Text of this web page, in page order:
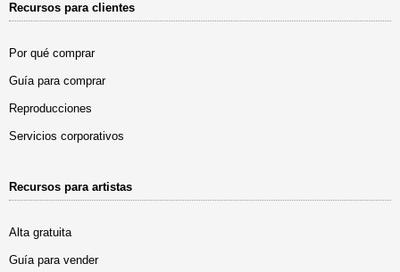
Recursos para clientes
Por qué comprar
Guía para comprar
Reproducciones
Servicios corporativos
Recursos para artistas
Alta gratuita
Guía para vender